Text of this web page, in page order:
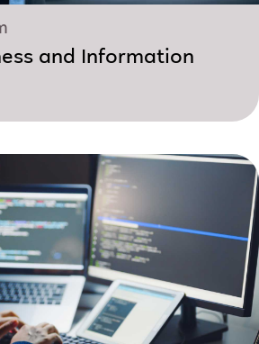
and Information